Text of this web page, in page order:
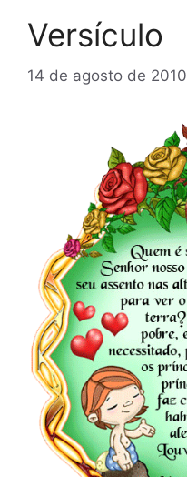
Versículo
14 de agosto de 2010